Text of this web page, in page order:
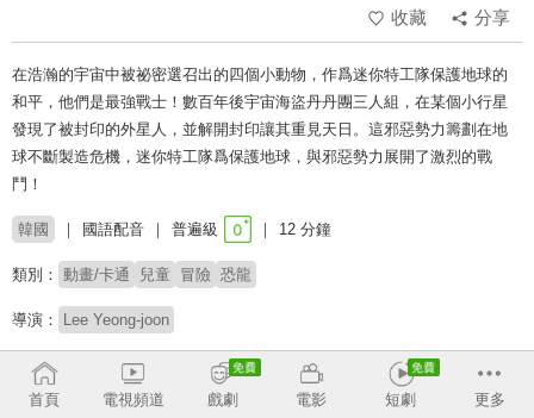
收藏
分享
在浩瀚的宇宙中被祕密選召出的四個小動物，作爲迷你特工隊保護地球的
和平，他們是最強戰士！數百年後宇宙海盜丹丹團三人組，在某個小行星
發現了被封印的外星人，並解開封印讓其重見天日。這邪惡勢力籌劃在地
球不斷製造危機，迷你特工隊爲保護地球，與邪惡勢力展開了激烈的戰
鬥！
韓國 國語配音 普遍級 12 分鐘
類別： 動畫/卡通 兒童 冒險 恐龍
導演： Lee Yeong-joon
# 兒少 # 闔家觀賞 # 兒童專屬 # 友誼與團隊合作
首頁 電視頻道 戲劇 電影 短劇 更多